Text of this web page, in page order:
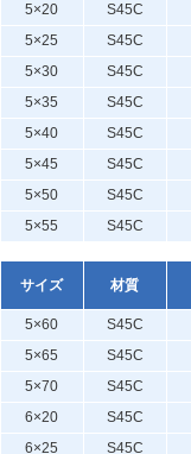
5×20 S45C
5×25
S45C
5×30
S45C
5×35
S45C
5×40
S45C
5×45
S45C
5×50
S45C
5×55
S45C
サイズ 材質
5×60 S45C
5×65
S45C
5×70
S45C
6×20
S45C
6×25
S45C